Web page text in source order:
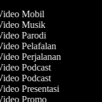
Mobil
Musik
Parodi
Pelafalan
Perjalanan
Podcast
Podcast
Presentasi
Promo